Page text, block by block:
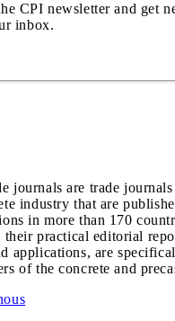
CPI newsletter and get
inbox.
journals are trade
industry that are
in more than 170
practical editorial
applications, are
of the concrete and